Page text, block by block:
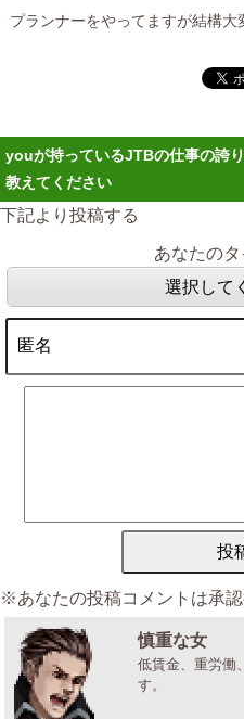
プランナーをやってますが結構大
youが持っているJTBの仕事の誇
教えてください
下記より投稿する
あなたの
選択して
※あなたの投稿コメントは承
慎重な女
低賃金、重労働
す。